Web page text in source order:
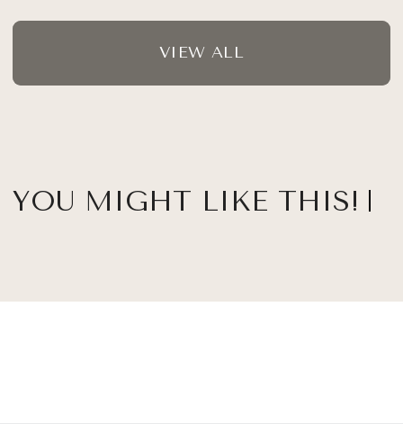
VIEW ALL
YOU MIGHT LIKE THIS!